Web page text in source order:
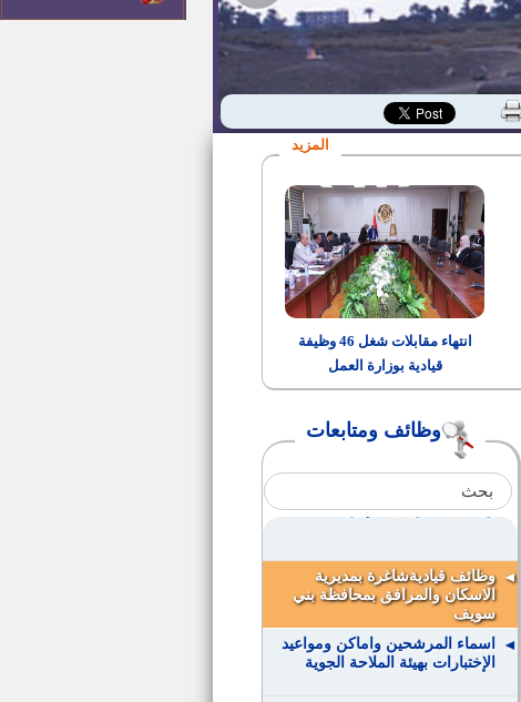
المزيد
انتهاء مقابلات شغل 46 وظيفة
قيادية بوزارة العمل
وظائف ومتابعات
اسماء ومواعيد المقابلات الشخصية
لوظائف هيئه قضايا الدوله اعلان
رقم 1 لسنة 2016
وظائف النيابة الادارية - اعلان رقم
للهياكل الفولاذية
وظائف بهيئة قناة السويس
سكرتير مركز ومدينة ناصر
مواعيد مراجعة المستندات
للمتقدمين فى وظيفة (مهندس
مواعيد أداء الامتحانات للمتخلفين
والمتظلمين بمسابقة الشهر العقاري
وظائف معاون نيابة إدراية
وظائف قياديةشاغرة بمديرية
الاسكان والمرافق بمحافظة بني
سويف
اسماء المرشحين واماكن ومواعيد
الإختبارات بهيئة الملاحة الجوية